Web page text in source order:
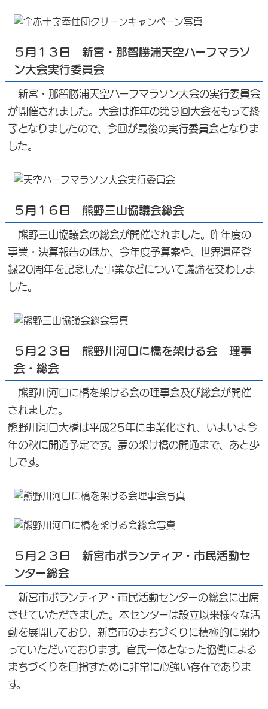
５月１３日 新宮・那智勝浦天空ハーフマラソ
ン大会実行委員会
新宮・那智勝浦天空ハーフマラソン大会の実行委員会
が開催されました。大会は昨年の第９回大会をもって終
了となりましたので、今回が最後の実行委員会となりま
した。
５月１６日 熊野三山協議会総会
熊野三山協議会の総会が開催されました。昨年度の
事業・決算報告のほか、今年度予算案や、世界遺産登
録20周年を記念した事業などについて議論を交わしま
した。
５月２３日 熊野川河口に橋を架ける会 理事
会・総会
熊野川河口に橋を架ける会の理事会及び総会が開催
されました。
熊野川河口大橋は平成25年に事業化され、いよいよ今
年の秋に開通予定です。夢の架け橋の開通まで、あと少
しです。
５月２３日 新宮市ボランティア・市民活動セ
ンター総会
新宮市ボランティア・市民活動センターの総会に出席
させていただきました。本センターは設立以来様々な活
動を展開しており、新宮市のまちづくりに積極的に関わ
っていただいております。官民一体となった協働による
まちづくりを目指すために非常に心強い存在でありま
す。